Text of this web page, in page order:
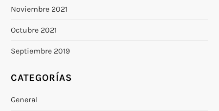
Noviembre 2021
Octubre 2021
Septiembre 2019
CATEGORÍAS
General